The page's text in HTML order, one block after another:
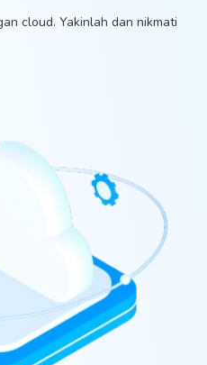
cloud. Yakinlah dan nikmati